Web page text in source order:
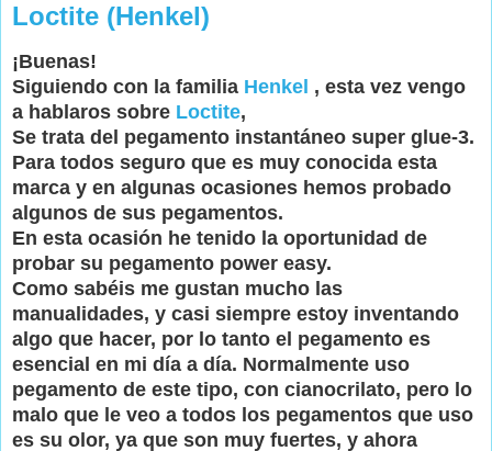
Loctite (Henkel)
¡Buenas!
Siguiendo con la familia Henkel , esta vez vengo
a hablaros sobre Loctite,
Se trata del pegamento instantáneo super glue-3.
Para todos seguro que es muy conocida esta
marca y en algunas ocasiones hemos probado
algunos de sus pegamentos.
En esta ocasión he tenido la oportunidad de
probar su pegamento power easy.
Como sabéis me gustan mucho las
manualidades, y casi siempre estoy inventando
algo que hacer, por lo tanto el pegamento es
esencial en mi día a día. Normalmente uso
pegamento de este tipo, con cianocrilato, pero lo
malo que le veo a todos los pegamentos que uso
es su olor, ya que son muy fuertes, y ahora